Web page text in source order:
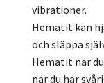
vibrationer.
Hematit kan
och släppa
Hematit när
när du har